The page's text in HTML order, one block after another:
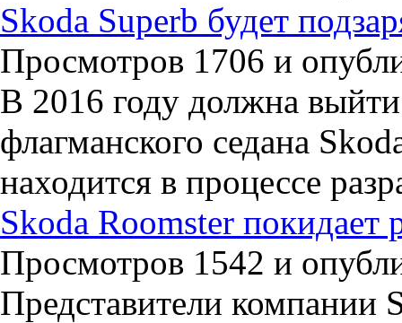
Skoda Superb будет
Просмотров 1706 и
В 2016 году должна
флагманского седана
находится в процессе
Skoda Roomster покидает
Просмотров 1542 и
Представители компании